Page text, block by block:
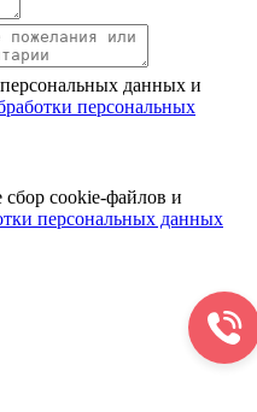
данных и
персональных
сбор cookie-файлов и
персональных данных